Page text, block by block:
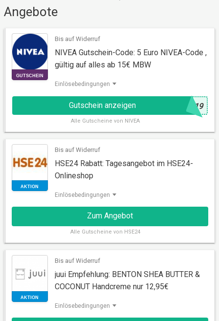
Angebote
Bis auf Widerruf
NIVEA Gutschein-Code: 5 Euro NIVEA-Code ,
gültig auf alles ab 15€ MBW
Einlösebedingungen
Gutschein anzeigen @ N19
Alle Gutscheine von NIVEA
Bis auf Widerruf
HSE24 Rabatt: Tagesangebot im HSE24-
Onlineshop
Einlösebedingungen
Zum Angebot
Alle Gutscheine von HSE24
Bis auf Widerruf
juui Empfehlung: BENTON SHEA BUTTER &
COCONUT Handcreme nur 12,95€
Einlösebedingungen